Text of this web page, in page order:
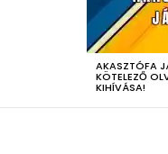
AKASZTÓFA
KÖTELEZŐ
KIHÍVÁSA!